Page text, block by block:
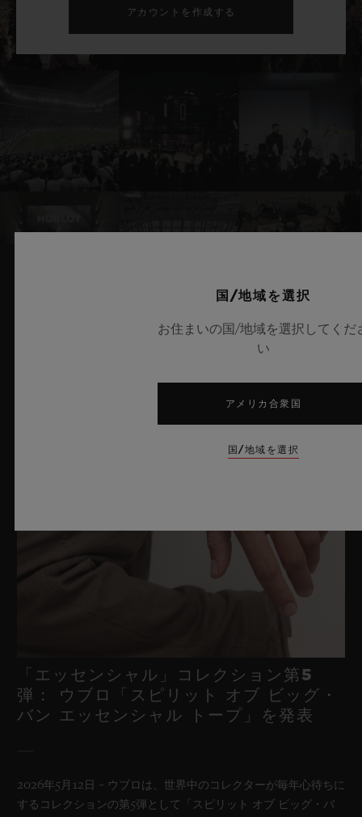
アカウントを作成する
「エッセンシャル」コレクション第5
弾： ウブロ「スピリット オブ ビッグ・
バン エッセンシャル トープ」を発表
2026年5月12日 – ウブロは、世界中のコレクターが毎年心待ちに
するコレクションの第5弾として「スピリット オブ ビッグ・バ
国/地域を選択
お住まいの国/地域を選択してくだ
い
アメリカ合衆国
国/地域を選択